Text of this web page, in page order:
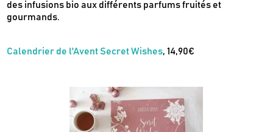
des infusions bio aux différents parfums fruités et
gourmands.
Calendrier de l'Avent Secret Wishes, 14,90€